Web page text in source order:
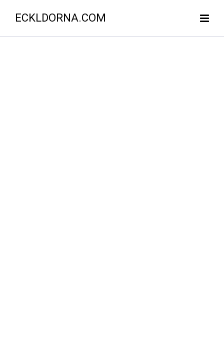
ECKLDORNA.COM